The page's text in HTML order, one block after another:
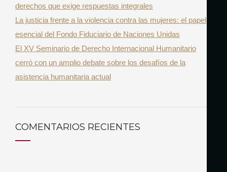
derechos que exige respuestas integrales
La justicia frente a la violencia contra las mujeres: el papel
esencial del Fondo Fiduciario de Naciones Unidas
El XV Seminario de Derecho Internacional Humanitario
cerró con un amplio debate sobre los desafíos de la
asistencia humanitaria actual
COMENTARIOS RECIENTES